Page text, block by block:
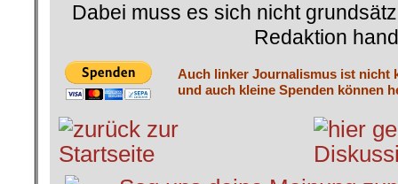
Dabei muss es sich nicht
Redaktion
Auch linker Journalismus ist nicht
und auch kleine Spenden können